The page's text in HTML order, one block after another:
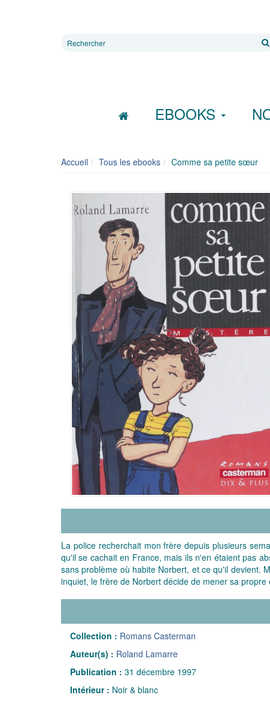
Rechercher
EBOOKS
Accueil Tous les ebooks Comme sa petite sœur
La police recherchait mon frère depuis plusieurs
qu'il se cachait en France, mais ils n'en étaient pas
sans problème où habite Norbert, et ce qu'il devient.
inquiet, le frère de Norbert décide de mener sa propre
Collection : Romans Casterman
Auteur(s) : Roland Lamarre
Publication : 31 décembre 1997
Intérieur : Noir & blanc